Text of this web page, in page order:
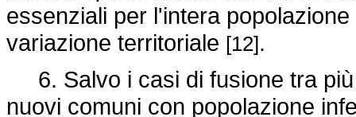
essenziali per l'intera
variazione territoriale [12].
6. Salvo i casi di fusione tra
nuovi comuni con popolazione